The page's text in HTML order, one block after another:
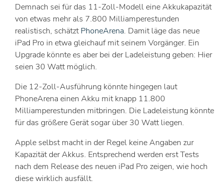
Demnach sei für das 11-Zoll-Modell eine Akkukapazität
von etwas mehr als 7.800 Milliamperestunden
realistisch, schätztPhoneArena. Damit läge das neue
iPad Pro in etwa gleichauf mit seinem Vorgänger. Ein
Upgrade könnte es aber bei der Ladeleistung geben: Hier
seien 30 Watt möglich.
Die 12-Zoll-Ausführung könnte hingegen laut
PhoneArena einen Akku mit knapp 11.800
Milliamperestunden mitbringen. Die Ladeleistung könnte
für das größere Gerät sogar über 30 Watt liegen.
Apple selbst macht in der Regel keine Angaben zur
Kapazität der Akkus. Entsprechend werden erst Tests
nach dem Release des neuen iPad Pro zeigen, wie hoch
diese wirklich ausfällt.